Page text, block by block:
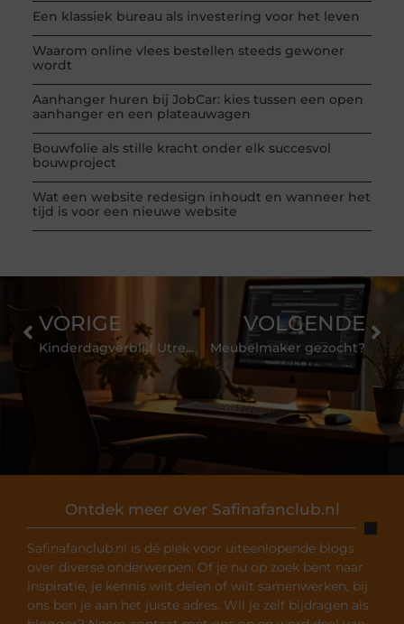
Een klassiek bureau als investering voor het leven
Waarom online vlees bestellen steeds gewoner
wordt
Aanhanger huren bij JobCar: kies tussen een open
aanhanger en een plateauwagen
Bouwfolie als stille kracht onder elk succesvol
bouwproject
Wat een website redesign inhoudt en wanneer het
tijd is voor een nieuwe website
Ontdek meer over Safinafanclub.nl
Safinafanclub.nl is dé plek voor uiteenlopende blogs
over diverse onderwerpen. Of je nu op zoek bent naar
inspiratie, je kennis wilt delen of wilt samenwerken, bij
ons ben je aan het juiste adres. Wil je zelf bijdragen als
VORIGE
Kinderdagverblijf Utrecht
VOLGENDE
Meubelmaker gezocht?